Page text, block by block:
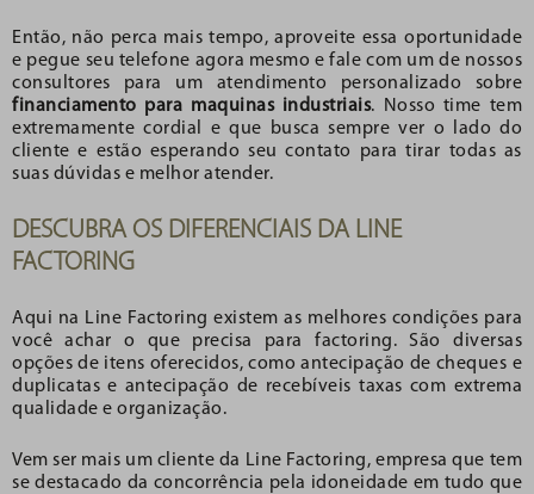
Então, não perca mais tempo, aproveite essa oportunidade
e pegue seu telefone agora mesmo e fale com um de nossos
consultores para um atendimento personalizado sobre
financiamento para maquinas industriais. Nosso time tem
extremamente cordial e que busca sempre ver o lado do
cliente e estão esperando seu contato para tirar todas as
suas dúvidas e melhor atender.
DESCUBRA OS DIFERENCIAIS DA LINE
FACTORING
Aqui na Line Factoring existem as melhores condições para
você achar o que precisa para factoring. São diversas
opções de itens oferecidos, como antecipação de cheques e
duplicatas e antecipação de recebíveis taxas com extrema
qualidade e organização.
Vem ser mais um cliente da Line Factoring, empresa que tem
se destacado da concorrência pela idoneidade em tudo que